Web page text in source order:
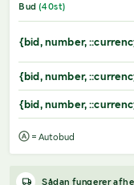
Bud (40st)
{bid, number,
{bid, number,
{bid, number,
= Autobud
Sådan fungerer